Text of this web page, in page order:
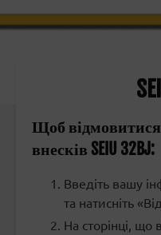
Щоб відмовитися
внесків SEIU 32BJ:
Введіть вашу
та натисніть
На сторінці, що